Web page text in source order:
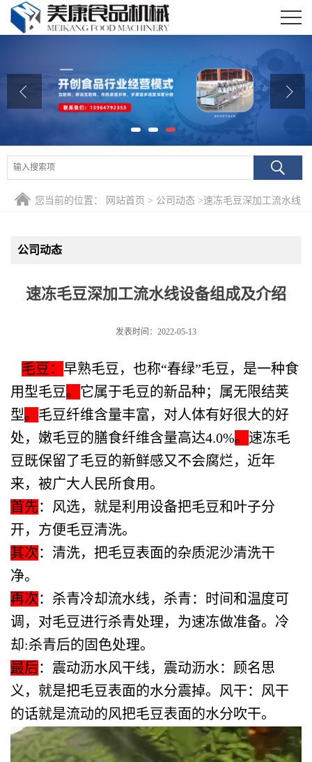
公司介绍
公司动态
产品展厅
联系我们
您当前的位置： 网站首页 > 公司动态 >速冻毛豆深加工流水线
公司动态
速冻毛豆深加工流水线设备组成及介绍
发表时间：2022-05-13
毛豆： 早熟毛豆，也称“春绿”毛豆，是一种食
用型毛豆。 它属于毛豆的新品种；属无限结荚
型。 毛豆纤维含量丰富，对人体有好很大的好
处，嫩毛豆的膳食纤维含量高达4.0%。 速冻毛
豆既保留了毛豆的新鲜感又不会腐烂，近年
来，被广大人民所食用。
首先：风选，就是利用设备把毛豆和叶子分
开，方便毛豆清洗。
其次：清洗，把毛豆表面的杂质泥沙清洗干
净。
再次：杀青冷却流水线，杀青：时间和温度可
调，对毛豆进行杀青处理，为速冻做准备。冷
却:杀青后的固色处理。
最后：震动沥水风干线，震动沥水：顾名思
义，就是把毛豆表面的水分震掉。风干：风干
的话就是流动的风把毛豆表面的水分吹干。